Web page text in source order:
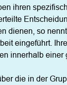
ihren
dienen, so
eingeführt.
innerhalb
die in der